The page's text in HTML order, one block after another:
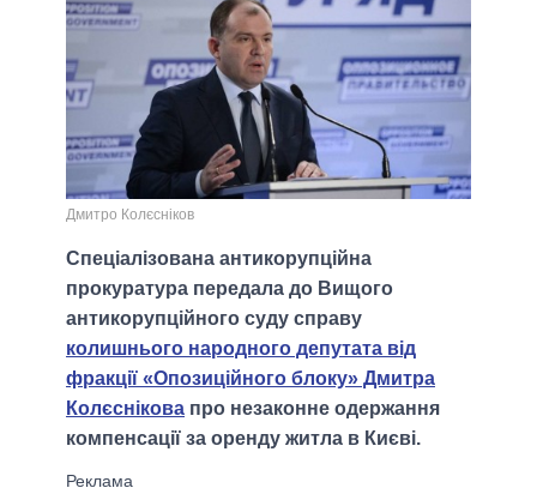
Дмитро Колєсніков
Спеціалізована антикорупційна
прокуратура передала до Вищого
антикорупційного суду справу
колишнього народного депутата від
фракції «Опозиційного блоку» Дмитра
Колєснікова про незаконне одержання
компенсації за оренду житла в Києві.